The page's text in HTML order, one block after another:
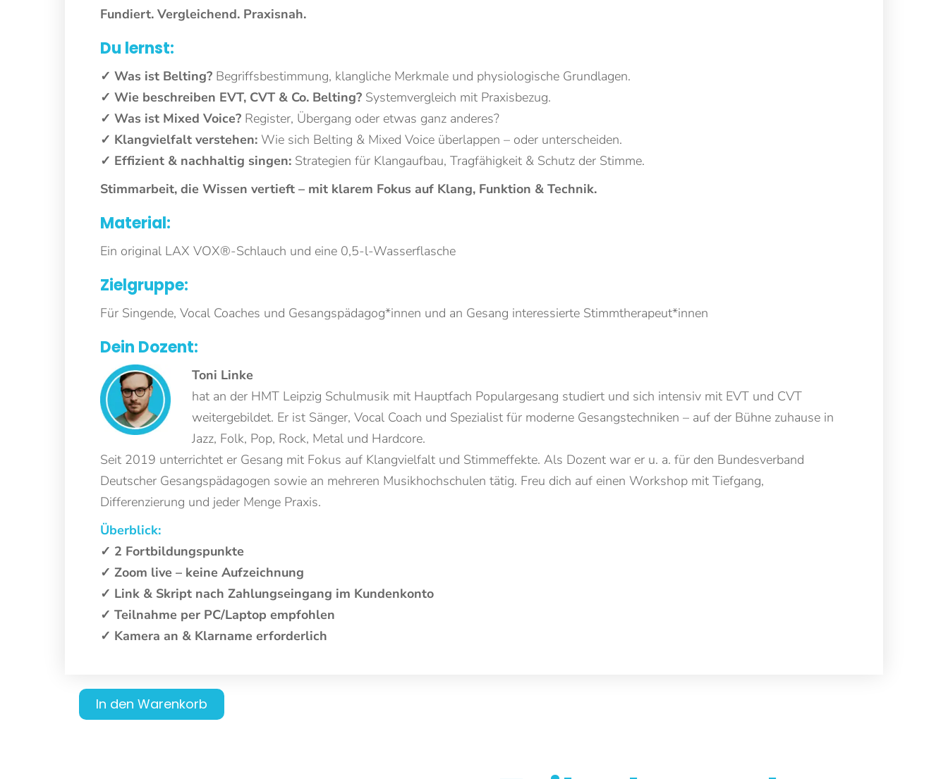
Fundiert. Vergleichend. Praxisnah.
Du lernst:
✓ Was ist Belting? Begriffsbestimmung, klangliche Merkmale und physiologische Grundlagen.
✓ Wie beschreiben EVT, CVT & Co. Belting? Systemvergleich mit Praxisbezug.
✓ Was ist Mixed Voice? Register, Übergang oder etwas ganz anderes?
✓ Klangvielfalt verstehen: Wie sich Belting & Mixed Voice überlappen – oder unterscheiden.
✓ Effizient & nachhaltig singen: Strategien für Klangaufbau, Tragfähigkeit & Schutz der Stimme.
Stimmarbeit, die Wissen vertieft – mit klarem Fokus auf Klang, Funktion & Technik.
Material:
Ein original LAX VOX®-Schlauch und eine 0,5-l-Wasserflasche
Zielgruppe:
Für Singende, Vocal Coaches und Gesangspädagog*innen und an Gesang interessierte Stimmtherapeut*innen
Dein Dozent:
Toni Linke
hat an der HMT Leipzig Schulmusik mit Hauptfach Populargesang studiert und sich intensiv mit EVT und CVT
weitergebildet. Er ist Sänger, Vocal Coach und Spezialist für moderne Gesangstechniken – auf der Bühne zuhause in
Jazz, Folk, Pop, Rock, Metal und Hardcore.
Seit 2019 unterrichtet er Gesang mit Fokus auf Klangvielfalt und Stimmeffekte. Als Dozent war er u. a. für den Bundesverband
Deutscher Gesangspädagogen sowie an mehreren Musikhochschulen tätig. Freu dich auf einen Workshop mit Tiefgang,
Differenzierung und jeder Menge Praxis.
Überblick:
✓ 2 Fortbildungspunkte
✓ Zoom live – keine Aufzeichnung
✓ Link & Skript nach Zahlungseingang im Kundenkonto
✓ Teilnahme per PC/Laptop empfohlen
✓ Kamera an & Klarname erforderlich
In den Warenkorb